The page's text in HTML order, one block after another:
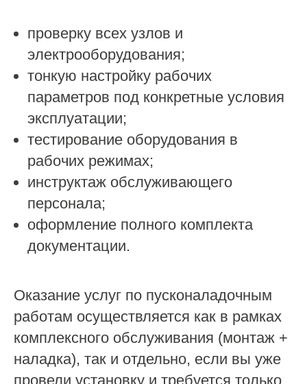
проверку всех узлов и
электрооборудования;
тонкую настройку рабочих
параметров под конкретные условия
эксплуатации;
тестирование оборудования в
рабочих режимах;
инструктаж обслуживающего
персонала;
оформление полного комплекта
документации.
Оказание услуг по пусконаладочным
работам осуществляется как в рамках
комплексного обслуживания (монтаж +
наладка), так и отдельно, если вы уже
провели установку и требуется только